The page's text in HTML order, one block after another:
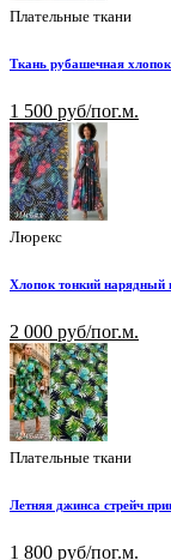
Плательные ткани
Ткань рубашечная
1 500 руб/пог.м.
Люрекс
Хлопок тонкий нарядный
2 000 руб/пог.м.
Плательные ткани
Летняя джинса стрейч
1 800 руб/пог.м.